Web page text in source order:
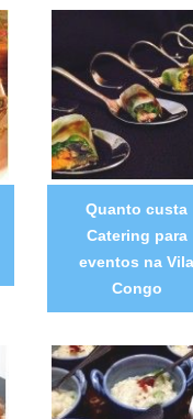
Quanto custa
Catering para
eventos na Vila
Congo